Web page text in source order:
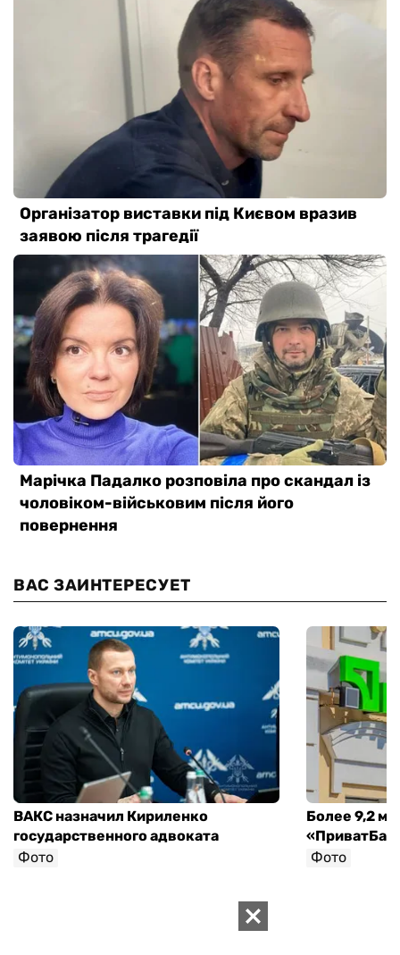
ВАС ЗАИНТЕРЕСУЕТ
ВАКС назначил Кириленко
государственного адвоката
Фото
Более 9,2
Фото